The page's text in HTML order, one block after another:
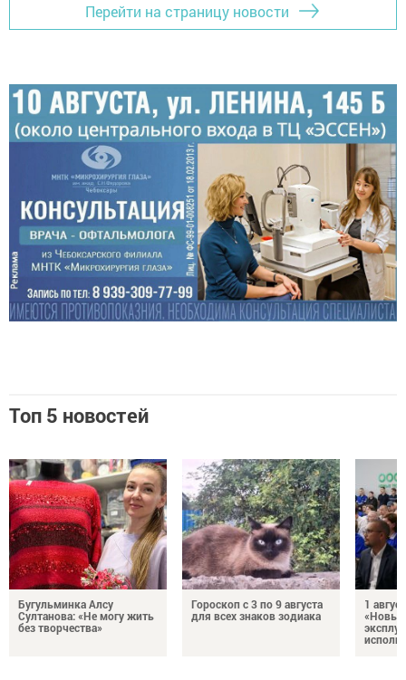
Перейти на страницу новости
Топ 5 новостей
Бугульминка Алсу
Султанова: «Не могу жить
без творчества»
Гороскоп с 3 по 9 августа
для всех знаков зодиака
1
«Новые